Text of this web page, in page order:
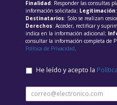
Finalidad: Responder las consultas
información solicitada; Legitimación
Destinatarios: Solo se realizan
Derechos: Acceder, rectificar y
indica en la información adicional;
consultar la información completa de
Política de Privacidad
He leído y acepto la